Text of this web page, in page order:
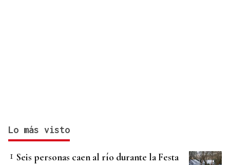
Lo más visto
Seis personas caen al río durante la Festa